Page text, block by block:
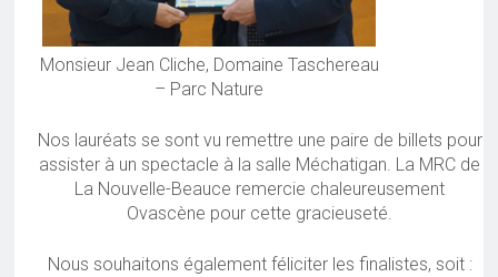
Monsieur Jean Cliche, Domaine Taschereau
– Parc Nature
Nos lauréats se sont vu remettre une paire de billets pour
assister à un spectacle à la salle Méchatigan. La MRC de
La Nouvelle-Beauce remercie chaleureusement
Ovascène pour cette gracieuseté.
Nous souhaitons également féliciter les finalistes, soit :